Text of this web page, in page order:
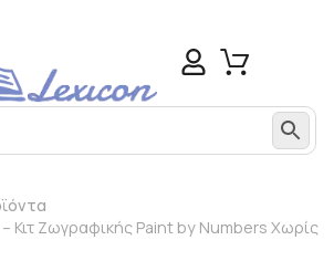
Κιτ Ζωγραφικής Paint by Numbers Χωρίς